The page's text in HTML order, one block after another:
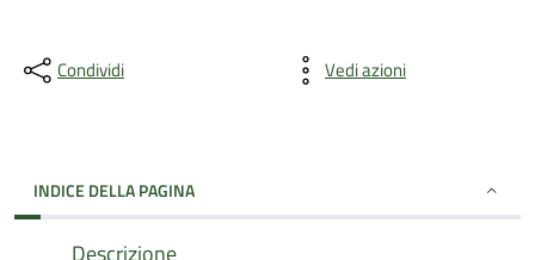
Condividi Vedi azioni
INDICE DELLA PAGINA
Descrizione